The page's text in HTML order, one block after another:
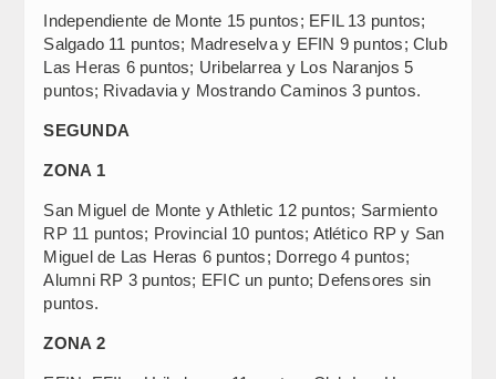
Independiente de Monte 15 puntos; EFIL 13 puntos;
Salgado 11 puntos; Madreselva y EFIN 9 puntos; Club
Las Heras 6 puntos; Uribelarrea y Los Naranjos 5
puntos; Rivadavia y Mostrando Caminos 3 puntos.
SEGUNDA
ZONA 1
San Miguel de Monte y Athletic 12 puntos; Sarmiento
RP 11 puntos; Provincial 10 puntos; Atlético RP y San
Miguel de Las Heras 6 puntos; Dorrego 4 puntos;
Alumni RP 3 puntos; EFIC un punto; Defensores sin
puntos.
ZONA 2